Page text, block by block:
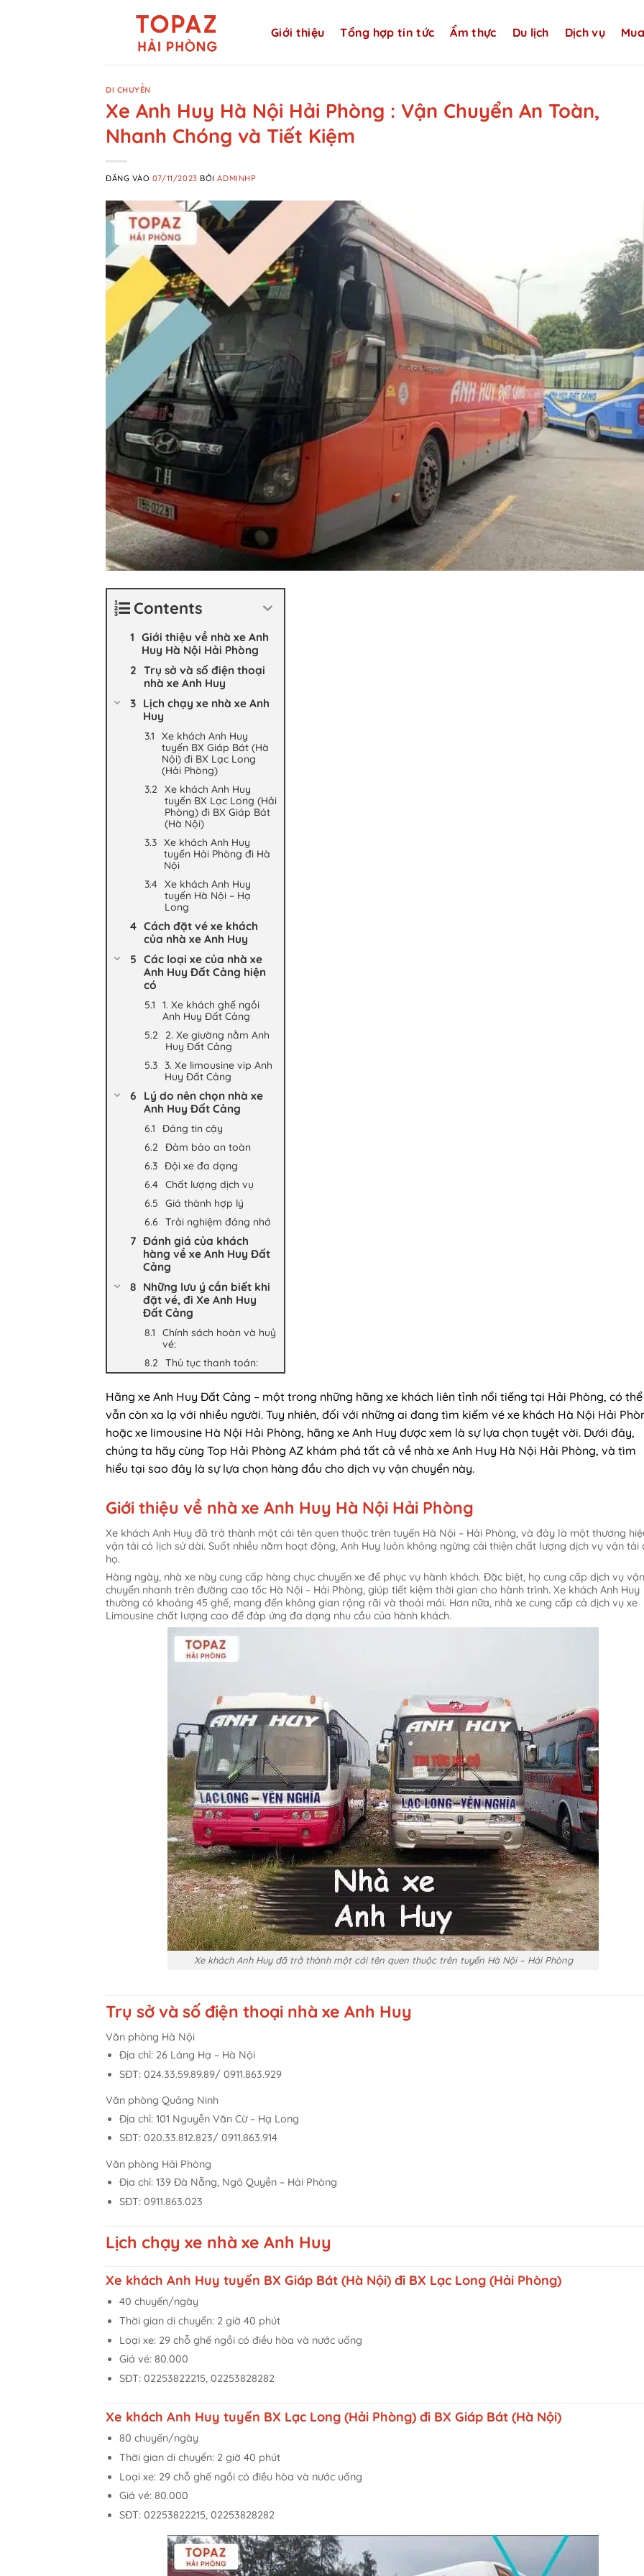
Giới thiệu Tổng hợp tin tức Ẩm thực Du lịch Dịch vụ
DI CHUYỂN
Xe Anh Huy Hà Nội Hải Phòng : Vận Chuyển An Toàn,
Nhanh Chóng và Tiết Kiệm
ĐĂNG VÀO07/11/2023 BỞIADMINHP
Contents
Giới thiệu về nhà xe Anh
Huy Hà Nội Hải Phòng
Trụ sở và số điện thoại
nhà xe Anh Huy
Lịch chạy xe nhà xe Anh
Huy
Xe khách Anh Huy
tuyến BX Giáp Bát (Hà
Nội) đi BX Lạc Long
(Hải Phòng)
Xe khách Anh Huy
tuyến BX Lạc Long (Hải
Phòng) đi BX Giáp Bát
(Hà Nội)
Xe khách Anh Huy
tuyến Hải Phòng đi Hà
Nội
Xe khách Anh Huy
tuyến Hà Nội – Hạ
Long
Cách đặt vé xe khách
của nhà xe Anh Huy
Các loại xe của nhà xe
Anh Huy Đất Cảng hiện
có
1. Xe khách ghế ngồi
Anh Huy Đất Cảng
2. Xe giường nằm Anh
Huy Đất Cảng
3. Xe limousine vip Anh
Huy Đất Cảng
Lý do nên chọn nhà xe
Anh Huy Đất Cảng
Đáng tin cậy
Đảm bảo an toàn
Đội xe đa dạng
Chất lượng dịch vụ
Giá thành hợp lý
Trải nghiệm đáng nhớ
Đánh giá của khách
hàng về xe Anh Huy Đất
Cảng
Những lưu ý cần biết khi
đặt vé, đi Xe Anh Huy
Đất Cảng
Chính sách hoàn và huỷ
vé:
Thủ tục thanh toán:
Hãng xe Anh Huy Đất Cảng – một trong những hãng xe khách liên tỉnh nổi tiếng tại Hải Phòng, có thể
vẫn còn xa lạ với nhiều người. Tuy nhiên, đối với những ai đang tìm kiếm vé xe khách Hà Nội Hải
hoặc xe limousine Hà Nội Hải Phòng, hãng xe Anh Huy được xem là sự lựa chọn tuyệt vời. Dưới đây,
chúng ta hãy cùng Top Hải Phòng AZ khám phá tất cả về nhà xe Anh Huy Hà Nội Hải Phòng, và tìm
hiểu tại sao đây là sự lựa chọn hàng đầu cho dịch vụ vận chuyển này.
Giới thiệu về nhà xe Anh Huy Hà Nội Hải Phòng
Xe khách Anh Huy đã trở thành một cái tên quen thuộc trên tuyến Hà Nội – Hải Phòng, và đây là một thương
vận tải có lịch sử dài. Suốt nhiều năm hoạt động, Anh Huy luôn không ngừng cải thiện chất lượng dịch vụ vận tải
họ.
Hàng ngày, nhà xe này cung cấp hàng chục chuyến xe để phục vụ hành khách. Đặc biệt, họ cung cấp dịch vụ vận
chuyển nhanh trên đường cao tốc Hà Nội – Hải Phòng, giúp tiết kiệm thời gian cho hành trình. Xe khách Anh Huy
thường có khoảng 45 ghế, mang đến không gian rộng rãi và thoải mái. Hơn nữa, nhà xe cung cấp cả dịch vụ xe
Limousine chất lượng cao để đáp ứng đa dạng nhu cầu của hành khách.
Xe khách Anh Huy đã trở thành một cái tên quen thuộc trên tuyến Hà Nội – Hải Phòng
Trụ sở và số điện thoại nhà xe Anh Huy
Văn phòng Hà Nội
Địa chỉ: 26 Láng Hạ – Hà Nội
SĐT: 024.33.59.89.89/ 0911.863.929
Văn phòng Quảng Ninh
Địa chỉ: 101 Nguyễn Văn Cừ – Hạ Long
SĐT: 020.33.812.823/ 0911.863.914
Văn phòng Hải Phòng
Địa chỉ: 139 Đà Nẵng, Ngô Quyền – Hải Phòng
SĐT: 0911.863.023
Lịch chạy xe nhà xe Anh Huy
Xe khách Anh Huy tuyến BX Giáp Bát (Hà Nội) đi BX Lạc Long (Hải Phòng)
40 chuyến/ngày
Thời gian di chuyển: 2 giờ 40 phút
Loại xe: 29 chỗ ghế ngồi có điều hòa và nước uống
Giá vé: 80.000
SĐT: 02253822215, 02253828282
Xe khách Anh Huy tuyến BX Lạc Long (Hải Phòng) đi BX Giáp Bát (Hà Nội)
80 chuyến/ngày
Thời gian di chuyển: 2 giờ 40 phút
Loại xe: 29 chỗ ghế ngồi có điều hòa và nước uống
Giá vé: 80.000
SĐT: 02253822215, 02253828282